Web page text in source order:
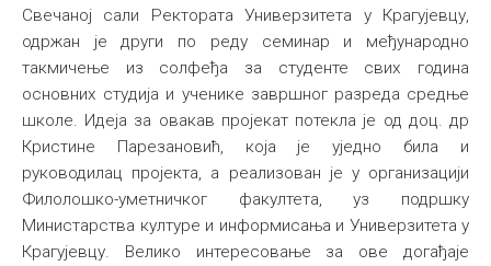
Свечаној сали Ректората Универзитета у Крагујевцу,
одржан је други по реду семинар и међународно
такмичење из солфеђа за студенте свих година
основних студија и ученике завршног разреда средње
школе. Идеја за овакав пројекат потекла је од доц. др
Кристине Парезановић, која је уједно била и
руководилац пројекта, а реализован је у организацији
Филолошко-уметничког факултета, уз подршку
Министарства културе и информисања и Универзитета у
Крагујевцу. Велико интересовање за ове догађаје